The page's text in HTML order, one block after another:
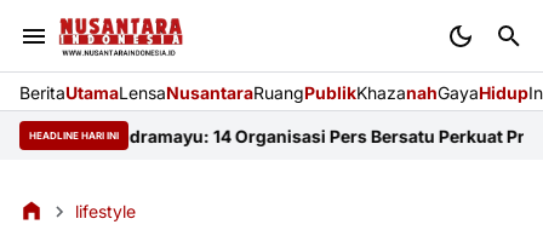
BeritaUtamaLensaNusantaraRuangPublikKhazanahGayaHidup
HEADLINE HARI INI
FKJI Indramayu: 14 Organisasi Pers Bersatu Perkuat
lifestyle